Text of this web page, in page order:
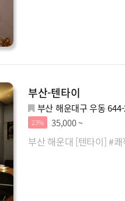
부산-텐타이
부산 해운대구 우동
23% 35,000 ~
부산 해운대 [텐타이] #